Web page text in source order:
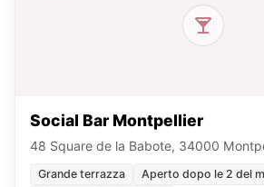
Social Bar Montpellier
48 Square de la Babote, 34000
Grande terrazza
Aperto dopo le 2 del